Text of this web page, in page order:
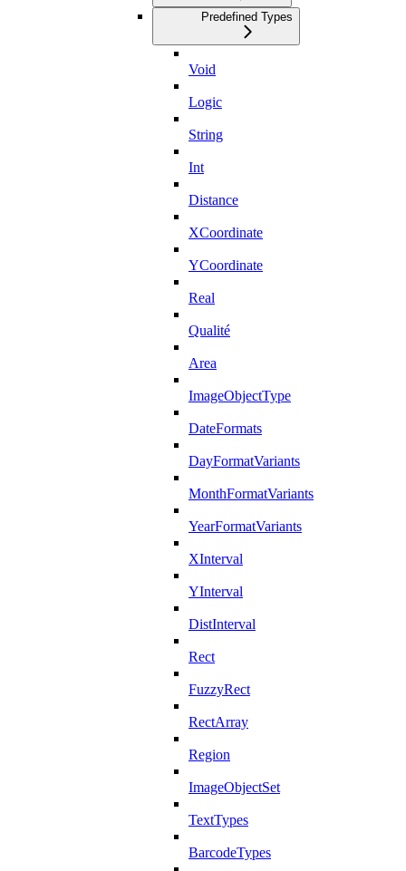
Predefined Types
Void
Logic
String
Int
Distance
XCoordinate
YCoordinate
Real
Qualité
Area
ImageObjectType
DateFormats
DayFormatVariants
MonthFormatVariants
YearFormatVariants
XInterval
YInterval
DistInterval
Rect
FuzzyRect
RectArray
Region
ImageObjectSet
TextTypes
BarcodeTypes